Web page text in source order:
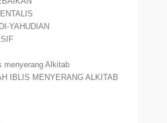
YAHUDIAN
menyerang Alkitab
IBLIS MENYERANG ALKITAB